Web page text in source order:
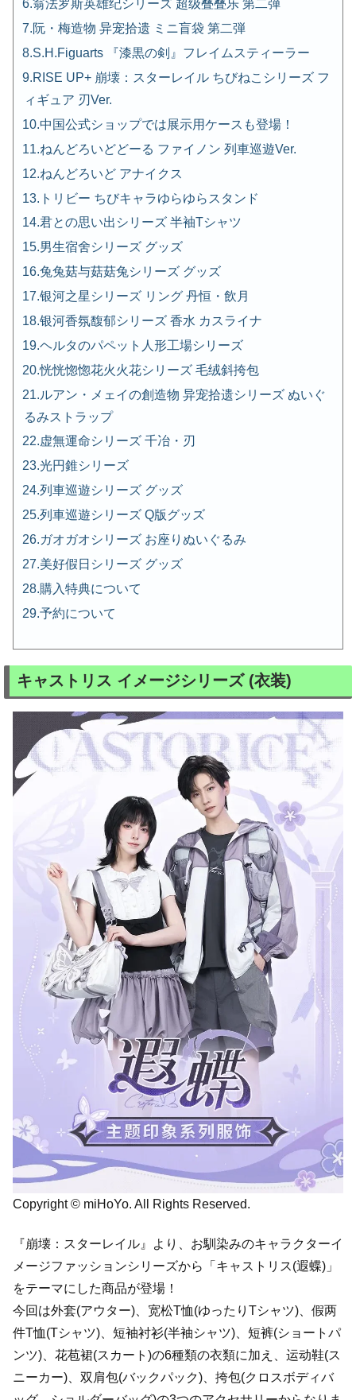
翁法罗斯英雄纪シリーズ 超级叠叠乐 第二弾
阮・梅造物 异宠拾遗 ミニ盲袋 第二弾
S.H.Figuarts 『漆黒の剣』フレイムスティーラー
RISE UP+ 崩壊：スターレイル ちびねこシリーズ フ
ィギュア 刃Ver.
中国公式ショップでは展示用ケースも登場！
ねんどろいどどーる ファイノン 列車巡遊Ver.
ねんどろいど アナイクス
トリビー ちびキャラゆらゆらスタンド
君との思い出シリーズ 半袖Tシャツ
男生宿舍シリーズ グッズ
兔兔菇与菇菇兔シリーズ グッズ
银河之星シリーズ リング 丹恒・飲月
银河香氛馥郁シリーズ 香水 カスライナ
ヘルタのパペット人形工場シリーズ
恍恍惚惚花火火花シリーズ 毛绒斜挎包
ルアン・メェイの創造物 异宠拾遗シリーズ ぬいぐ
るみストラップ
虚無運命シリーズ 千冶・刃
光円錐シリーズ
列車巡遊シリーズ グッズ
列車巡遊シリーズ Q版グッズ
ガオガオシリーズ お座りぬいぐるみ
美好假日シリーズ グッズ
購入特典について
予約について
キャストリス イメージシリーズ (衣装)
Copyright © miHoYo. All Rights Reserved.
『崩壊：スターレイル』より、お馴染みのキャラクターイ
メージファッションシリーズから「キャストリス(遐蝶)」
をテーマにした商品が登場！
今回は外套(アウター)、宽松T恤(ゆったりTシャツ)、假两
件T恤(Tシャツ)、短袖衬衫(半袖シャツ)、短裤(ショートパ
ンツ)、花苞裙(スカート)の6種類の衣類に加え、运动鞋(ス
ニーカー)、双肩包(バックパック)、挎包(クロスボディバ